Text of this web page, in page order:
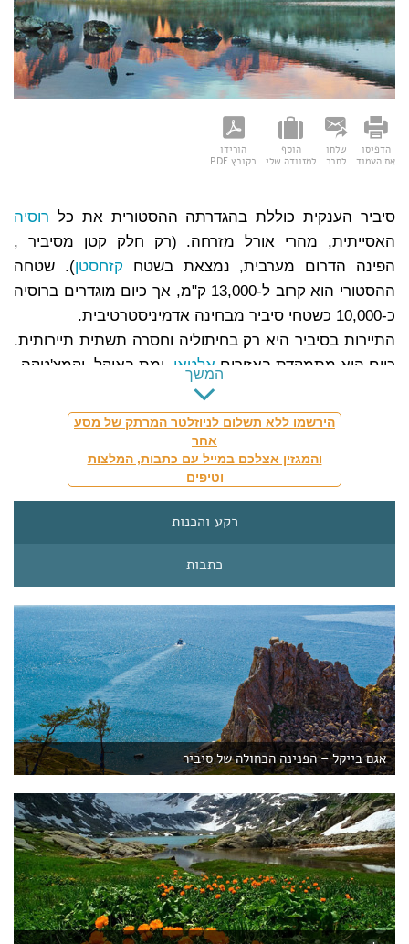
הדפיסו
את העמוד
שלחו
לחבר
הוסף
למזוודה שלי
הורידו
כקובץ PDF
סיביר הענקית כוללת בהגדרתה ההסטורית את כל רוסיה
האסייתית, מהרי אורל מזרחה. (רק חלק קטן מסיביר ,
הפינה הדרום מערבית, נמצאת בשטח קזחסטן). שטחה
ההסטורי הוא קרוב ל-13,000 ק"מ, אך כיום מוגדרים ברוסיה
כ-10,000 כשטחי סיביר מבחינה אדמיניסטרטיבית.
התיירות בסיביר היא רק בחיתוליה וחסרה תשתית תיירותית.
כיום היא מתמקדת באזורים אלטאי , ימת באיקל, וקמצ'טקה.
הרכבת הטראנס-סיבירית המגיעה ממוסקבה, חוצה את
סיביר לכל אורכה ומגיעה עד ולדיווסטוק בחוף האוקיינוס
ימת בייקל
נמצאת בדרום סיביר. זהו האגם העמוק ביותר
האגם העצום הזה מכיל חמישית מכמות המים המתוקים
הלא קפואים בעולם כולו, יותר מחמשת האגמים הגדולים
של צפון אמריקה גם יחד! בעבר היה ניתן להגיע לימת באיקל
רק מליסטביאנקה (Listvyanka) דרך אירקוצק (Irkutsk), אך
כיום נפתחות יותר ויותר דרכי הגעה אל האגם. אפשר להגיע
אליו ממזרח דרך אולאן –אודה (Ulan-Ude) ומסברובאיקלסק
(Severobaikalsk) שנמצאת על קו רכבת BAM. חשוב לבחור
היטב כיוון שאין כביש הסובב את כל האגם, אפילו לא מסלול
הליכה, לפחות עד שלא יושלם מסלול באיקל הגדול שעל
אף היא מוגבלת והפלגות תיירותיות סובבות באיקל, היוצאות
לרוב מאירקוצק, יכולות להיות יקרות מאוד.
אירקוצק היא העיר הגדולה הקרובה ביותר לימת באיקל,
ומרוחקת ממנו כ-70 ק"מ. כדאי להישאר באירקוצק לביקור
קצר לפני שממשיכים הלאה את האגם. אירקוצק מתאפיינת
בכנסיות יפות וארכיטקטורה מרשימה מהמאה ה-19. העיר
המשך
הירשמו ללא תשלום לניוזלטר המרתק של מסע
אחר
והמגזין אצלכם במייל עם כתבות, המלצות
וטיפים
רקע והכנות
כתבות
אגם בייקל – הפנינה הכחולה של סיביר